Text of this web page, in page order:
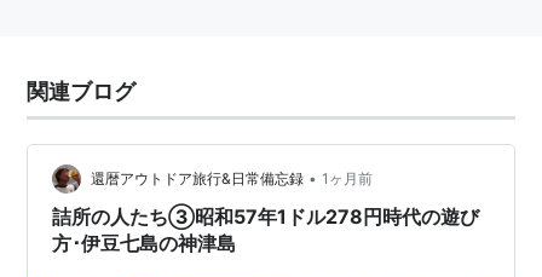
関連ブログ
還暦アウトドア旅行&日常備忘録 • 1ヶ月前
詰所の人たち③昭和57年1ドル278円時代の遊び
方･伊豆七島の神津島